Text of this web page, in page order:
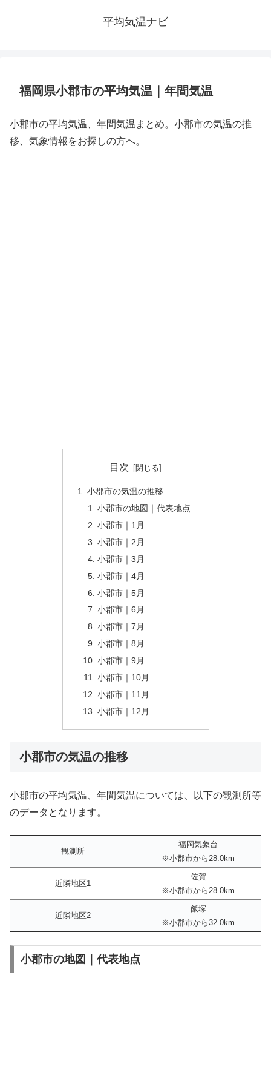
平均気温ナビ
福岡県小郡市の平均気温｜年間気温
小郡市の平均気温、年間気温まとめ。小郡市の気温の推
移、気象情報をお探しの方へ。
目次
小郡市の気温の推移
小郡市の地図｜代表地点
小郡市｜1月
小郡市｜2月
小郡市｜3月
小郡市｜4月
小郡市｜5月
小郡市｜6月
小郡市｜7月
小郡市｜8月
小郡市｜9月
小郡市｜10月
小郡市｜11月
小郡市｜12月
小郡市の気温の推移
小郡市の平均気温、年間気温については、以下の観測所等
のデータとなります。
観測所
福岡気象台
※小郡市から28.0km
近隣地区1
佐賀
※小郡市から28.0km
近隣地区2
飯塚
※小郡市から32.0km
小郡市の地図｜代表地点